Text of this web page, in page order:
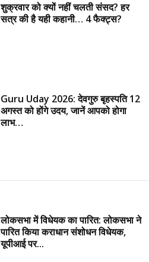
शुक्रवार को क्यों नहीं चलती संसद? हर
सत्र की है यही कहानी… 4 फैक्ट्स?
Guru Uday 2026: देवगुरु बृहस्पति 12
अगस्त को होंगे उदय, जानें आपको होगा
लाभ…
लोकसभा में विधेयक का पारित: लोकसभा ने
पारित किया कराधान संशोधन विधेयक,
यूपीआई पर...